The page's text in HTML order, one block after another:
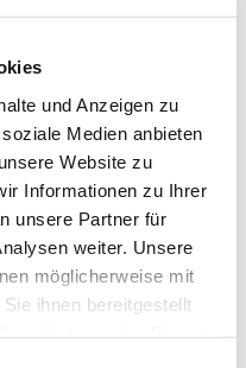
und Anzeigen zu
Medien anbieten
Website zu
Informationen zu Ihrer
unsere Partner für
weiter. Unsere
möglicherweise mit
ihnen bereitgestellt
area
for the time of the stay